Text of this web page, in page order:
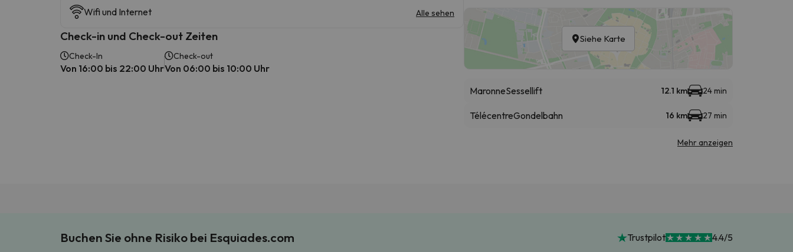
Wifi und Internet Alle sehen
Check-in und Check-out Zeiten
Check-In
Von 16:00 bis 22:00 Uhr
Check-out
Von 06:00 bis 10:00 Uhr
Siehe Karte
MaronneSessellift 12.1 km 24 min
TélécentreGondelbahn 16 km 27 min
Mehr anzeigen
Buchen Sie ohne Risiko bei Esquiades.com Trustpilot 4.4/5